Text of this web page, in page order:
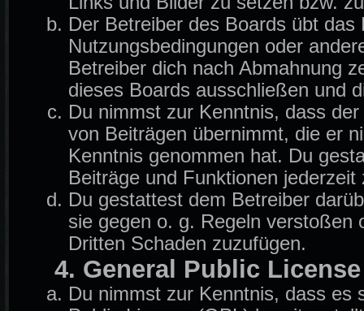
Der Betreiber des Boards übt
Nutzungsbedingungen oder
Betreiber dich nach Abmahnung
dieses Boards ausschließen und
Du nimmst zur Kenntnis, dass
von Beiträgen übernimmt, die er
Kenntnis genommen hat. Du
Beiträge und Funktionen
Du gestattest dem Betreiber
sie gegen o. g. Regeln verstoßen
Dritten Schaden zuzufügen.
4. General Public License
Du nimmst zur Kenntnis, dass es